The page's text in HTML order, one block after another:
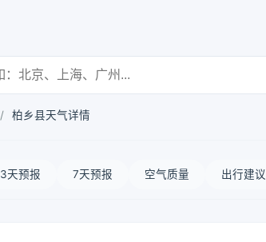
/ 柏乡县天气详情
3天预报 7天预报 空气质量 出行建议